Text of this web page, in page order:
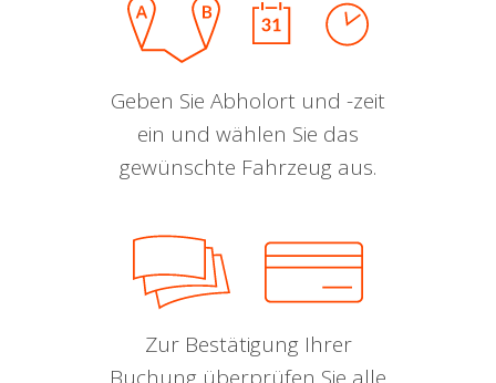
Geben Sie Abholort und -zeit
ein und wählen Sie das
gewünschte Fahrzeug aus.
Zur Bestätigung Ihrer